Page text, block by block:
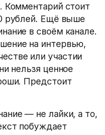
Комментарий стоит
рублей. Ещё выше
в своём канале.
на интервью,
или участии
нельзя ценное
Предстоит
— не лайки, а то,
побуждает